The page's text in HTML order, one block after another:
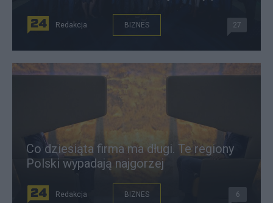
Redakcja BIZNES 27
Co dziesiąta firma ma długi. Te regiony
Polski wypadają najgorzej
Redakcja BIZNES 6